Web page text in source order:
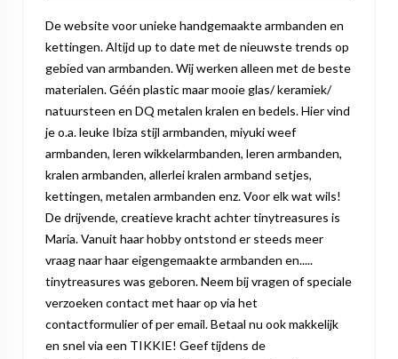
De website voor unieke handgemaakte armbanden en
kettingen. Altijd up to date met de nieuwste trends op
gebied van armbanden. Wij werken alleen met de beste
materialen. Géén plastic maar mooie glas/ keramiek/
natuursteen en DQ metalen kralen en bedels. Hier vind
je o.a. leuke Ibiza stijl armbanden, miyuki weef
armbanden, leren wikkelarmbanden, leren armbanden,
kralen armbanden, allerlei kralen armband setjes,
kettingen, metalen armbanden enz. Voor elk wat wils!
De drijvende, creatieve kracht achter tinytreasures is
Maria. Vanuit haar hobby ontstond er steeds meer
vraag naar haar eigengemaakte armbanden en.....
tinytreasures was geboren. Neem bij vragen of speciale
verzoeken contact met haar op via het
contactformulier of per email. Betaal nu ook makkelijk
en snel via een TIKKIE! Geef tijdens de